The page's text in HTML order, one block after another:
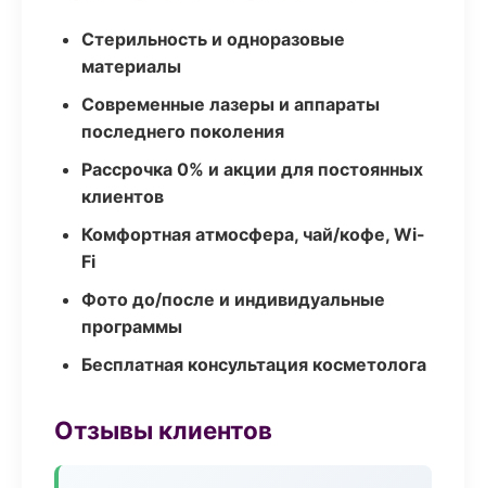
Стерильность и одноразовые
материалы
Современные лазеры и аппараты
последнего поколения
Рассрочка 0% и акции для постоянных
клиентов
Комфортная атмосфера, чай/кофе, Wi-
Fi
Фото до/после и индивидуальные
программы
Бесплатная консультация косметолога
Отзывы клиентов